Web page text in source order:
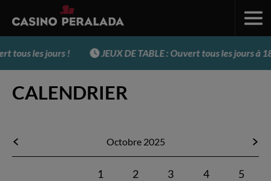
tous les jours ! JEUX DE TABLE : Ouvert tous les jours à 18
CALENDRIER
Octobre 2025
1 2 3 4
5